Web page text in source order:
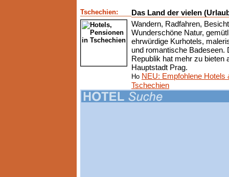
Tschechien:
Das Land der vielen
Wandern, Radfahren,
Wunderschöne Natur,
ehrwürdige Kurhotels,
und romantische Badeseen.
Republik hat mehr zu bieten
Hauptstadt Prag.
NEU: Empfohlene Hotels
Tschechien